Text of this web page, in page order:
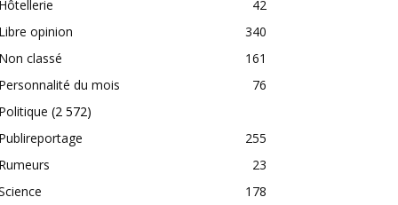
Hôtellerie
42
Libre opinion
340
Non classé
161
Personnalité du mois
76
Politique (2 572)
Publireportage
255
Rumeurs
23
178